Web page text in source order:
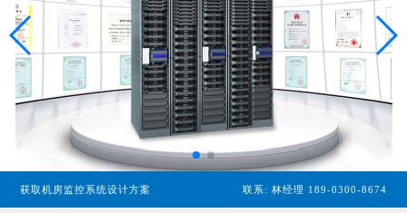
获取机房监控系统设计方案 联系: 林经理 189-0300-8674